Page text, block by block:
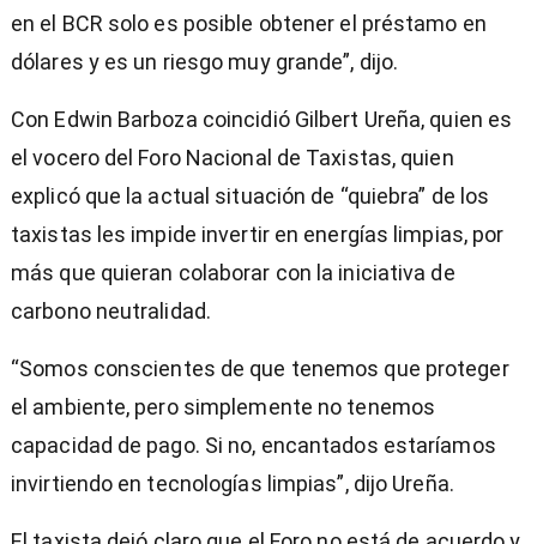
en el BCR solo es posible obtener el préstamo en
dólares y es un riesgo muy grande”, dijo.
Con Edwin Barboza coincidió Gilbert Ureña, quien es
el vocero del Foro Nacional de Taxistas, quien
explicó que la actual situación de “quiebra” de los
taxistas les impide invertir en energías limpias, por
más que quieran colaborar con la iniciativa de
carbono neutralidad.
“Somos conscientes de que tenemos que proteger
el ambiente, pero simplemente no tenemos
capacidad de pago. Si no, encantados estaríamos
invirtiendo en tecnologías limpias”, dijo Ureña.